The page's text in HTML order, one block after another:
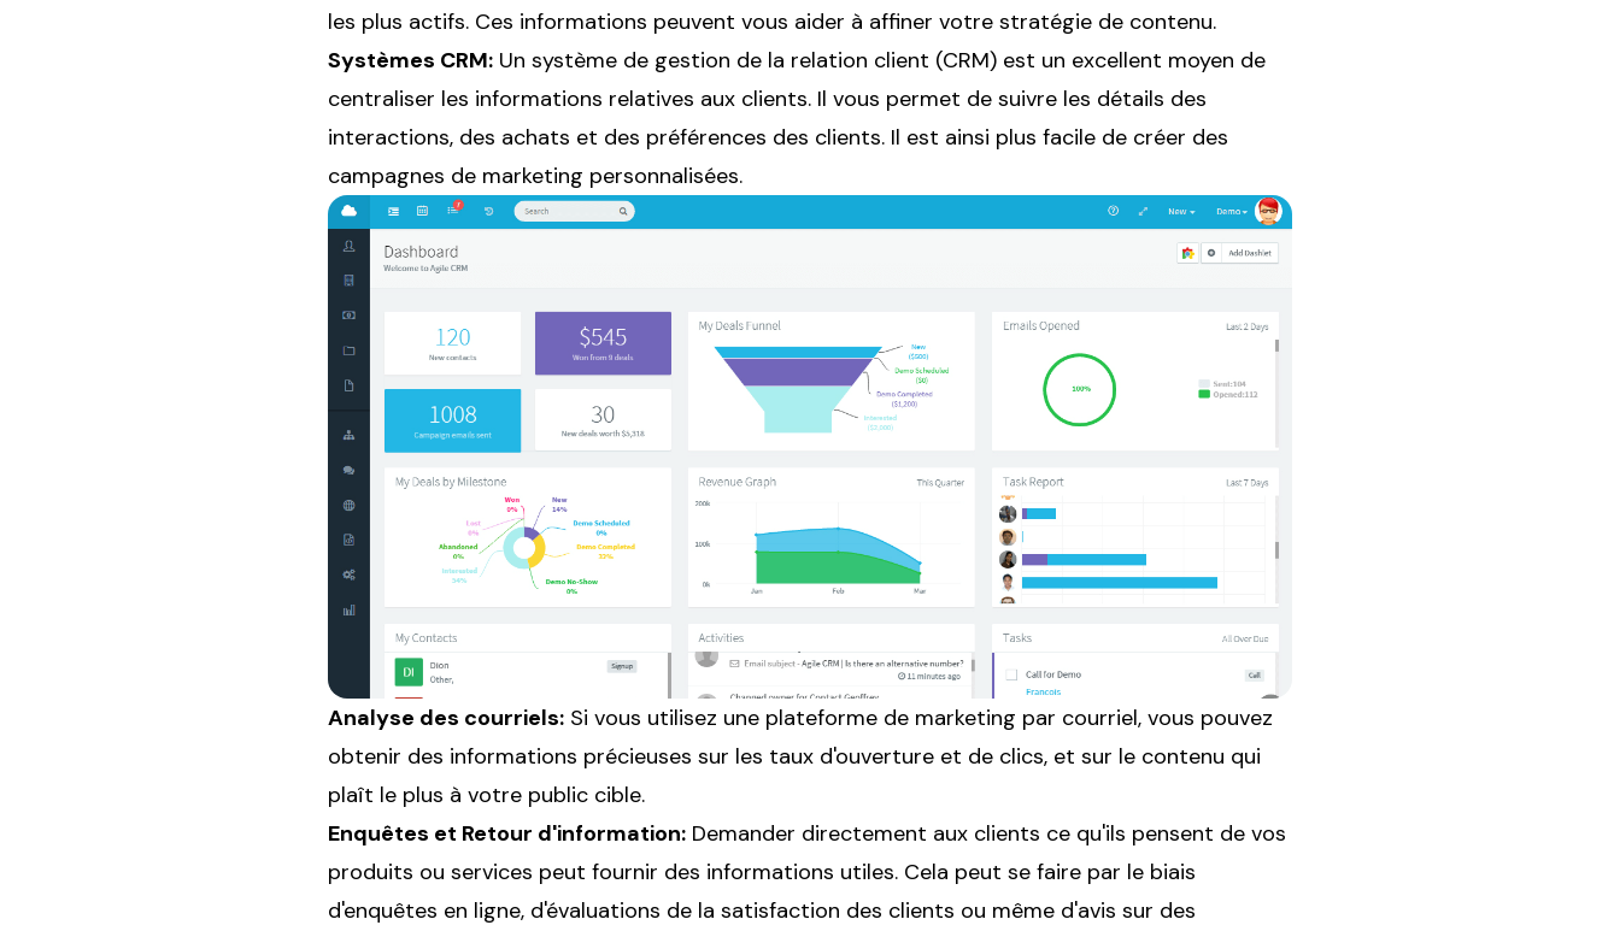
les plus actifs. Ces informations peuvent vous aider à affiner votre stratégie de contenu.
Systèmes CRM: Un système de gestion de la relation client (CRM) est un excellent moyen de
centraliser les informations relatives aux clients. Il vous permet de suivre les détails des
interactions, des achats et des préférences des clients. Il est ainsi plus facile de créer des
campagnes de marketing personnalisées.
Analyse des courriels: Si vous utilisez une plateforme de marketing par courriel, vous pouvez
obtenir des informations précieuses sur les taux d'ouverture et de clics, et sur le contenu qui
plaît le plus à votre public cible.
Enquêtes et Retour d'information: Demander directement aux clients ce qu'ils pensent de vos
produits ou services peut fournir des informations utiles. Cela peut se faire par le biais
d'enquêtes en ligne, d'évaluations de la satisfaction des clients ou même d'avis sur des